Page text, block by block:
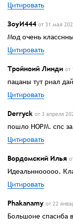
Цитировать
ЗоуИ444 от 31 мая
Мод очень
Цитировать
Тройноий Линди от
пацаны тут риал
Цитировать
Derryck от 3 апреля
пошло НОРМ. спс
Цитировать
Вордомский Илья
Идеальннооооо.
Цитировать
Phakanamу от 22
Большоие спасиба